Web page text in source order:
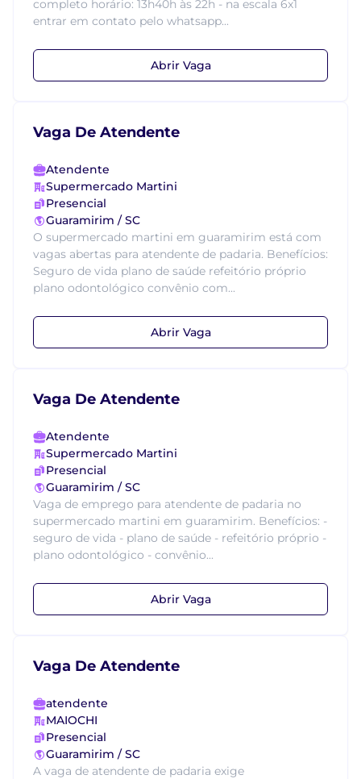
completo horário: 13h40h às 22h - na escala 6x1
entrar em contato pelo whatsapp...
Abrir Vaga
Vaga De Atendente
Atendente
Supermercado Martini
Presencial
Guaramirim / SC
O supermercado martini em guaramirim está com
vagas abertas para atendente de padaria. Benefícios:
Seguro de vida plano de saúde refeitório próprio
plano odontológico convênio com...
Abrir Vaga
Vaga De Atendente
Atendente
Supermercado Martini
Presencial
Guaramirim / SC
Vaga de emprego para atendente de padaria no
supermercado martini em guaramirim. Benefícios: -
seguro de vida - plano de saúde - refeitório próprio -
plano odontológico - convênio...
Abrir Vaga
Vaga De Atendente
atendente
MAIOCHI
Presencial
Guaramirim / SC
A vaga de atendente de padaria exige